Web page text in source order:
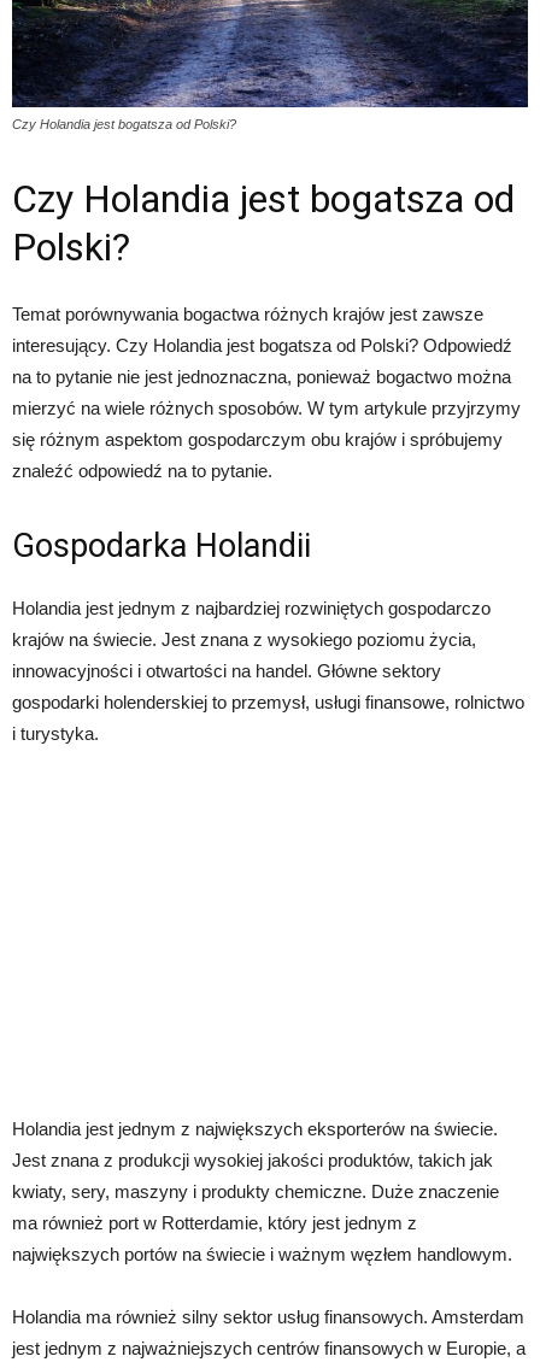
Czy Holandia jest bogatsza od Polski?
Czy Holandia jest bogatsza od
Polski?
Temat porównywania bogactwa różnych krajów jest zawsze
interesujący. Czy Holandia jest bogatsza od Polski? Odpowiedź
na to pytanie nie jest jednoznaczna, ponieważ bogactwo można
mierzyć na wiele różnych sposobów. W tym artykule przyjrzymy
się różnym aspektom gospodarczym obu krajów i spróbujemy
znaleźć odpowiedź na to pytanie.
Gospodarka Holandii
Holandia jest jednym z najbardziej rozwiniętych gospodarczo
krajów na świecie. Jest znana z wysokiego poziomu życia,
innowacyjności i otwartości na handel. Główne sektory
gospodarki holenderskiej to przemysł, usługi finansowe, rolnictwo
i turystyka.
Holandia jest jednym z największych eksporterów na świecie.
Jest znana z produkcji wysokiej jakości produktów, takich jak
kwiaty, sery, maszyny i produkty chemiczne. Duże znaczenie
ma również port w Rotterdamie, który jest jednym z
największych portów na świecie i ważnym węzłem handlowym.
Holandia ma również silny sektor usług finansowych. Amsterdam
jest jednym z najważniejszych centrów finansowych w Europie, a